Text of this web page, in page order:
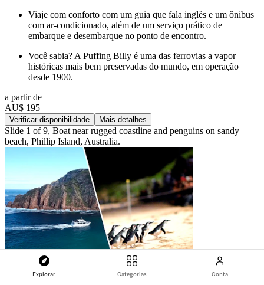
Explorar Categorias Conta
Viaje com conforto com um guia que fala inglês e um ônibus
com ar-condicionado, além de um serviço prático de
embarque e desembarque no ponto de encontro.
Você sabia? A Puffing Billy é uma das ferrovias a vapor
históricas mais bem preservadas do mundo, em operação
desde 1900.
a partir de
AU$ 195
Verificar disponibilidade Mais detalhes
Slide 1 of 9, Boat near rugged coastline and penguins on sandy
beach, Phillip Island, Australia.